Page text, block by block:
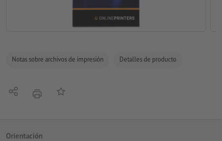
Notas sobre archivos de impresión Detalles de producto
CompartirimprimirAñadir a lista de favoritos
Orientación